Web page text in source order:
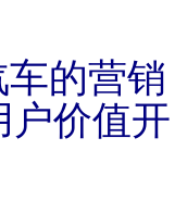
的营销
户价值开